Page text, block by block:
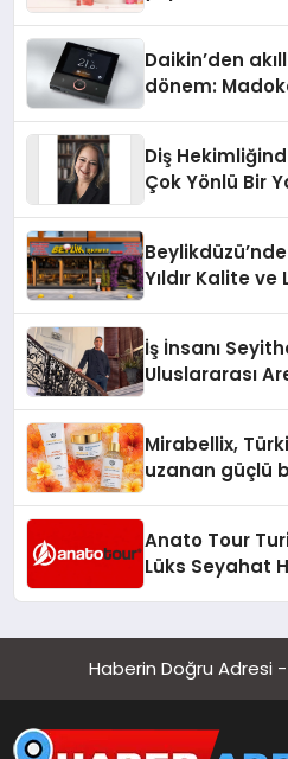
Daikin’den
dönem:
Diş
Çok Yönlü Bir
Yıldır Kalite
İş İnsanı
Uluslararası
Mirabellix,
uzanan güçlü
Anato Tour
Lüks Seyahat
Haberin Doğru Adresi